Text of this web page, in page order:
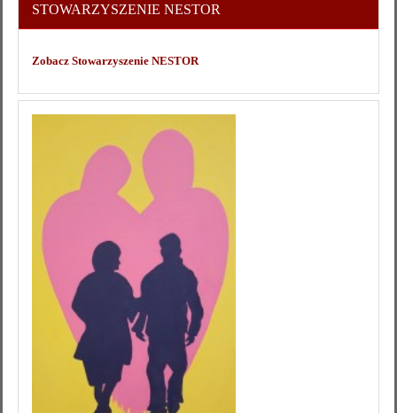
STOWARZYSZENIE NESTOR
Zobacz Stowarzyszenie NESTOR